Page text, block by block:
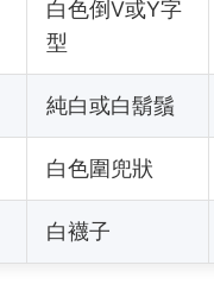
白色倒V或Y字
型
純白或白鬍鬚
白色圍兜狀
白襪子